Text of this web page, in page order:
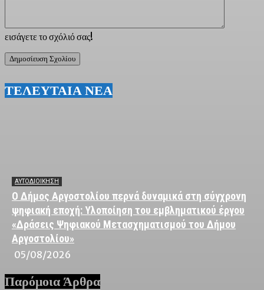
εισάγετε το σχόλιό σας!
ΤΕΛΕΥΤΑΙΑ ΝΕΑ
ΑΥΤΟΔΙΟΙΚΗΣΗ
Ο Δήμος Αργοστολίου περνά δυναμικά στη σύγχρονη
ψηφιακή εποχή: Υλοποίηση του εμβληματικού έργου
«Δράσεις Ψηφιακού Μετασχηματισμού του Δήμου
Αργοστολίου»
05/08/2026
Παρόμοια Άρθρα